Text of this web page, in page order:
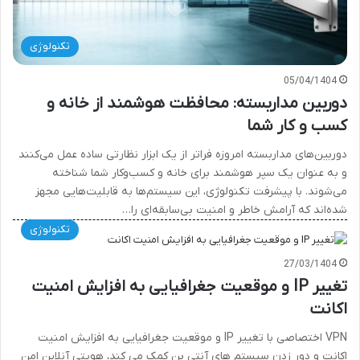
تکنولوژی
05/04/1404
دوربین مداربسته: محافظت هوشمند از خانه و
کسب و کار شما
دوربین‌های مداربسته امروزه فراتر از یک ابزار نظارتی ساده عمل می‌کنند
و به عنوان یک سپر هوشمند برای خانه و کسب‌وکار شما شناخته
می‌شوند. با پیشرفت تکنولوژی، این سیستم‌ها به قابلیت‌هایی مجهز
شده‌اند که آرامش خاطر و امنیت بی‌سابقه‌ای را…
تکنولوژی
27/03/1404
تغییر IP و موقعیت جغرافیایی به افزایش امنیت
اکانت
VPN اختصاصی با تغییر IP و موقعیت جغرافیایی به افزایش امنیت
اکانت و دور زدن سیستم های آنتی بن کمک می کند، هویتی آنلاین امن